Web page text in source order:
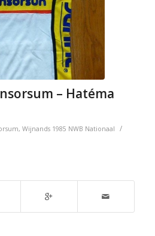
– Hatéma
, Wijnands 1985 NWB Nationaal /